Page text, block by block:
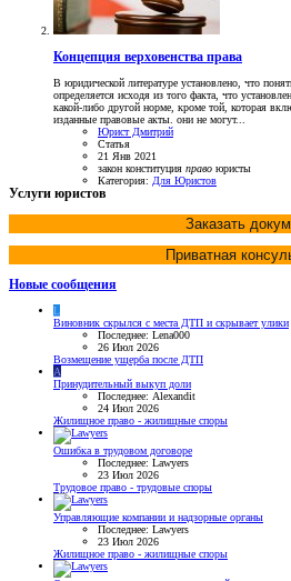
Концепция верховенства права
В юридической литературе установлено, что
определяется исходя из того факта, что
какой-либо другой норме, кроме той, которая
изданные правовые акты. они не могут...
Юрист Дмитрий
Статья
21 Янв 2021
закон конституция право юристы
Категория: Для Юристов
Услуги юристов
Заказать
Приватная
Новые сообщения
L
Виновник скрылся с места ДТП и скрывает улики
Последнее: Lena000
26 Июл 2026
Возмещение ущерба после ДТП
A
Принудительный выкуп доли
Последнее: Alexandit
24 Июл 2026
Жилищное право - жилищные споры
Ошибка в трудовом договоре
Последнее: Lawyers
23 Июл 2026
Трудовое право - трудовые споры
Управляющие компании и надзорные органы
Последнее: Lawyers
23 Июл 2026
Жилищное право - жилищные споры